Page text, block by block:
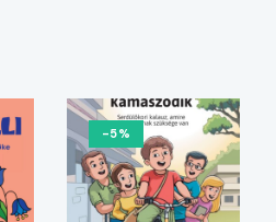
-5%